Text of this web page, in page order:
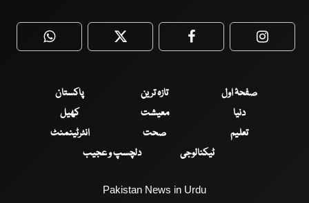
WhatsApp Twitter Facebook
صفحۂ اول تازہ ترین
پاکستان
دنیا
معیشت
کھیل
تعلیم
صحت
انٹرٹینمنٹ
ٹیکنالوجی
دلچسپ و عجیب
Pakistan News in Urdu